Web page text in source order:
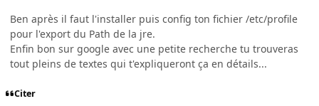
Ben après il faut l'installer puis config ton fichier /etc/profile
pour l'export du Path de la jre.
Enfin bon sur google avec une petite recherche tu trouveras
tout pleins de textes qui t'expliqueront ça en détails...
Citer